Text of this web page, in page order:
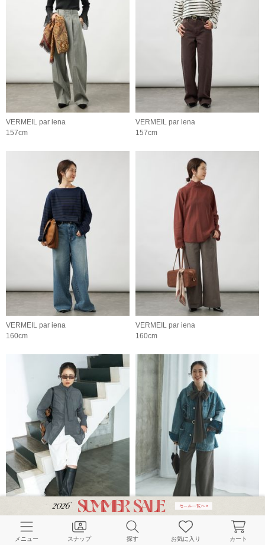
VERMEIL par iena
157cm
VERMEIL par iena
157cm
VERMEIL par iena
160cm
VERMEIL par iena
160cm
VERMEIL par iena
160cm
VERMEIL par iena
160cm
メニュー スナップ 探す お気に入り カート